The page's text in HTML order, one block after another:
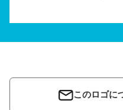
このロゴに